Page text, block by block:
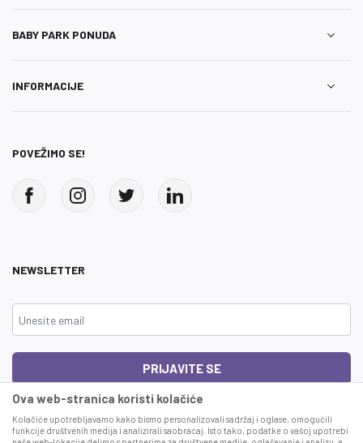
BABY PARK PONUDA
INFORMACIJE
POVEŽIMO SE!
NEWSLETTER
PRIJAVITE SE
Ova web-stranica koristi kolačiće
Kolačiće upotrebljavamo kako bismo personalizovali sadržaj i oglase, omogućili
funkcije društvenih medija i analizirali saobraćaj. Isto tako, podatke o vašoj upotrebi